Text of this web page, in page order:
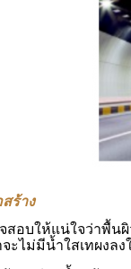
ร้าง
จสอบให้แน่ใจว่าพื้
ะไม่มีน้ำใสเทผงล